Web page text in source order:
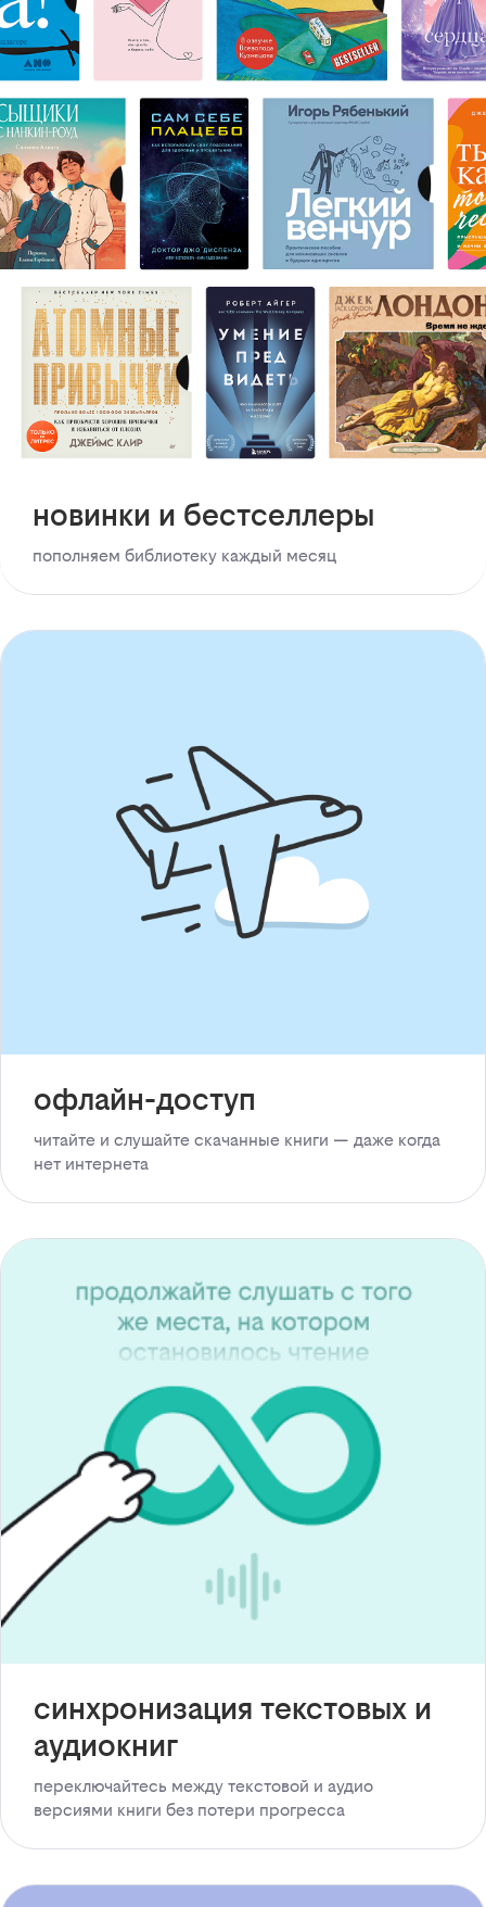
новинки и бестселлеры
пополняем библиотеку каждый месяц
офлайн-доступ
читайте и слушайте скачанные книги — даже когда
нет интернета
синхронизация текстовых и
аудиокниг
переключайтесь между текстовой и аудио
версиями книги без потери прогресса